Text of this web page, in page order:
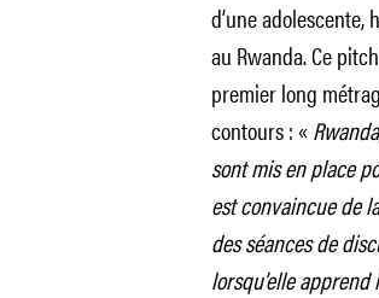
d’une
au Rwanda. Ce
premier long
contours : «
sont mis en place
est convaincue de
des séances de
lorsqu’elle